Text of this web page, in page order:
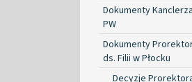
Dokumenty Kanclerza
PW
Dokumenty
ds. Filii w Płocku
Decyzje